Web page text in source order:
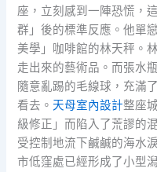
座，立刻感到一陣恐慌，
群」後的標準反應。他單
美學」咖啡館的林天秤。
走出來的藝術品。而張水
隨意亂踢的毛線球，充滿
看去。 天母室內設計整座
級修正」而陷入了荒謬的
受控制地流下鹹鹹的海水
市低窪處已經形成了小型